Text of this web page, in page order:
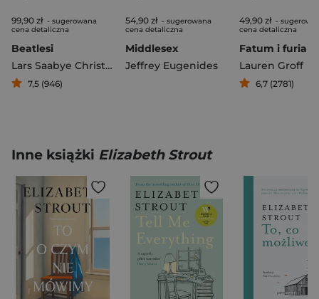
99,90 zł - sugerowana
cena detaliczna
Beatlesi
Lars Saabye Christensen
7,5 (946)
54,90 zł - sugerowana
cena detaliczna
Middlesex
Jeffrey Eugenides
49,90 zł -
cena detaliczna
Fatum i furia
Lauren Groff
6,7 (2781)
Inne książki Elizabeth Strout